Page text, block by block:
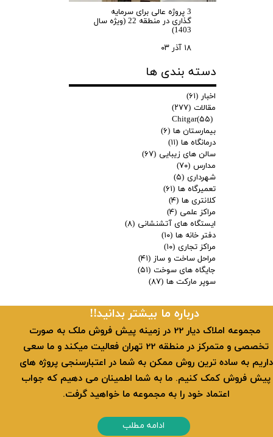
3 پروژه عالی برای سرمایه
گذاری در منطقه 22 (ویژه سال
1403)
۱۸ آذر ۰۳
دسته بندی ها
اخبار (۶۱)
مقالات (۲۷۷)
Chitgar(۵۵)
بیمارستان ها (۶)
درمانگاه ها (۱۱)
سالن های زیبایی (۶۷)
مدارس (۷۰)
شهرداری (۵)
تعمیرگاه ها (۶۱)
کلانتری ها (۴)
مراکز علمی (۴)
ایستگاه های آتشنشانی (۸)
دفتر خانه ها (۱۰)
مراکز تجاری (۱۰)
مراحل ساخت و ساز (۴۱)
جایگاه های سوخت (۵۱)
سوپر مارکت ها (۸۷)
​​درباره ما بیشتر بدانید!!
​ مجموعه املاک دیار 22 در زمینه پیش فروش ملک به صورت
تخصصی و متمرکز در منطقه 22 تهران فعالیت میکند و ما سعی
داریم به ساده ترین روش ممکن به شما در اعتبارسنجی پروژه های
پیش فروش کمک کنیم. ما به شما اطمینان می دهیم که جواب
اعتماد خود را به مجموعه ما خواهید گرفت.
ادامه مطلب